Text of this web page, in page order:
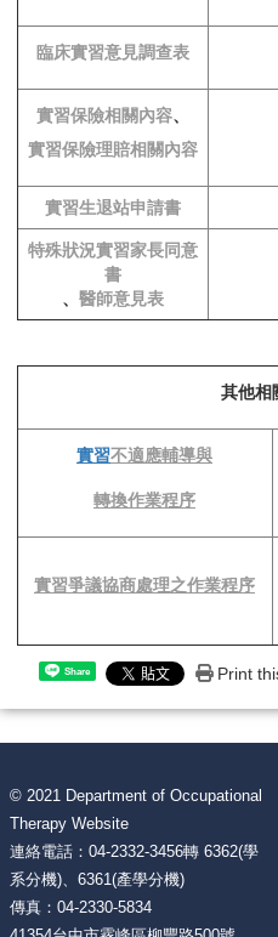
臨床實習意見調查表
實習保險相關內容、
實習保險理賠相關內容
實習生退站申請書
特殊狀況實習家長同意
書
、 醫師意見表
其他相
實習不適應輔導與
轉換作業程序
實習爭議協商處理之作業程序
Share Print
© 2021 Department of Occupational
Therapy Website
連絡電話：04-2332-3456轉 6362(學
系分機)、6361(產學分機)
傳真：04-2330-5834